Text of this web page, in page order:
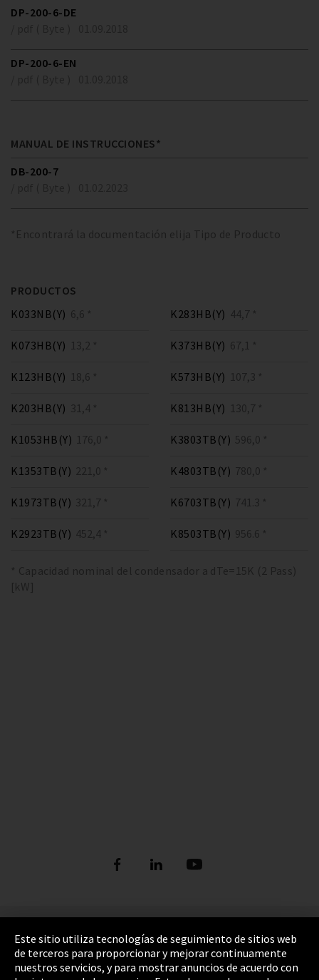
DP-200-6-DE
DP-200-6-EN
MANUAL DE INSTRUCCIONES*
DB-200-7
*Encontrará la documentación elija Tipo de Producto
PRODUCTOS
K033NB(Y) 6,6 *
K073HB(Y) 13,2 *
K123HB(Y) 18,6 *
K203HB(Y) 31,4 *
K283HB(Y) 44,7 *
K373HB(Y) 67,1 *
K573HB(Y) 107,3 *
K813HB(Y) 130,7 *
K1053HB(Y) 176,0 *
K1353TB(Y) 221,0 *
K1973TB(Y) 321,7 *
K2923TB(Y) 452,4 *
K3803TB(Y) 596,0 *
K4803TB(Y) 780,0 *
K6703TB(Y) 741.3 *
K8503TB(Y) 956.6 *
* Capacidad nominal del condensador a dTe=15K (2 Pass)
[kW]
Pie de imprenta
Política de privacidad
Este sitio utiliza tecnologías de seguimiento de sitios web
de terceros para proporcionar y mejorar continuamente
nuestros servicios, y para mostrar anuncios de acuerdo con